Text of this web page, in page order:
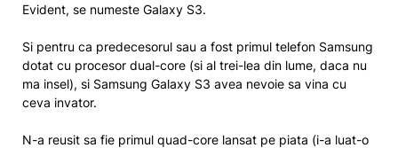
Evident, se numeste Galaxy S3.
Si pentru ca predecesorul sau a fost primul telefon Samsung
dotat cu procesor dual-core (si al trei-lea din lume, daca nu
ma insel), si Samsung Galaxy S3 avea nevoie sa vina cu
ceva invator.
N-a reusit sa fie primul quad-core lansat pe piata (i-a luat-o